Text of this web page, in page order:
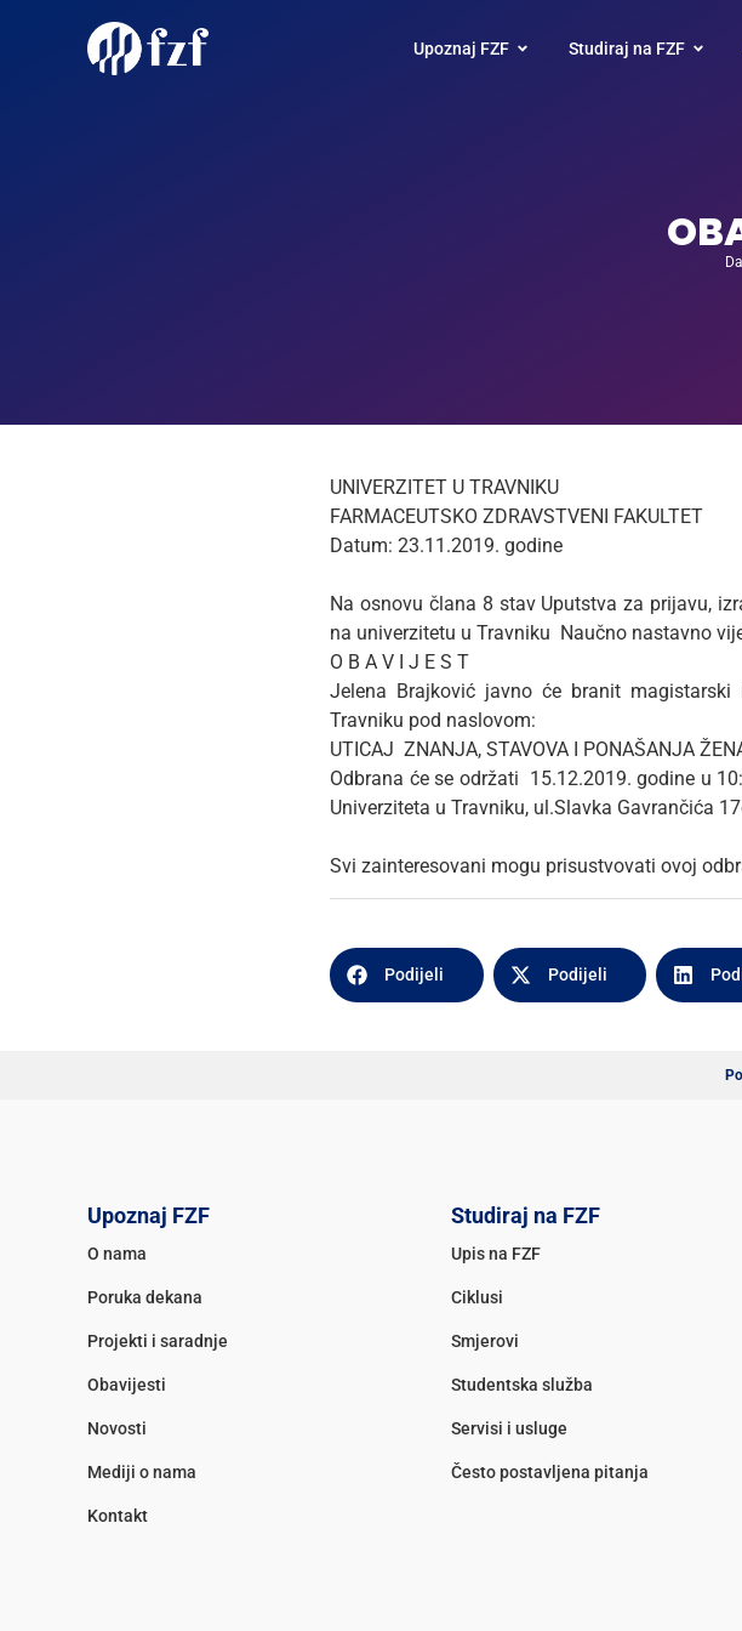
Upoznaj FZF Studiraj na FZF
UNIVERZITET U TRAVNIKU
FARMACEUTSKO ZDRAVSTVENI FAKULTET
Datum: 23.11.2019. godine
Na osnovu člana 8 stav Uputstva za prijavu,
na univerzitetu u Travniku Naučno nastavno
O B A V I J E S T
Jelena Brajković javno će branit
Travniku pod naslovom:
UTICAJ ZNANJA, STAVOVA I PONAŠANJA
Odbrana će se održati 15.12.2019. godine u
Univerziteta u Travniku, ul.Slavka Gavrančića
Svi zainteresovani mogu prisustvovati ovoj
Podijeli Podijeli
Upoznaj FZF
O nama
Poruka dekana
Projekti i saradnje
Obavijesti
Novosti
Mediji o nama
Kontakt
Studiraj na FZF
Upis na FZF
Ciklusi
Smjerovi
Studentska služba
Servisi i usluge
Često postavljena pitanja